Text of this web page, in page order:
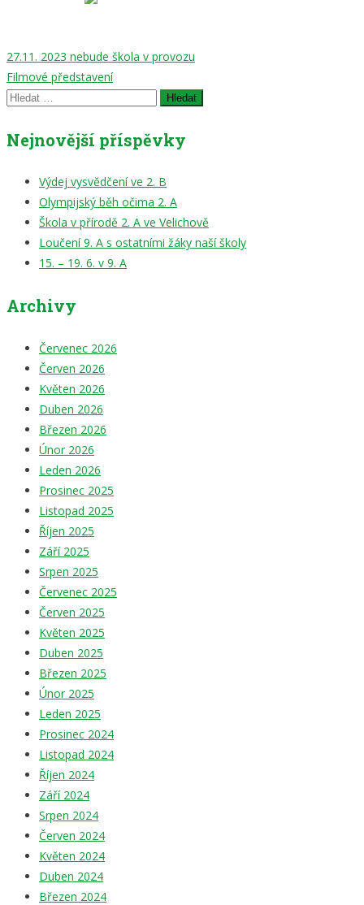
Navigace
pro
příspěvek
27.11. 2023 nebude škola v provozu
Filmové představení
Vyhledávání
Nejnovější příspěvky
Výdej vysvědčení ve 2. B
Olympijský běh očima 2. A
Škola v přírodě 2. A ve Velichově
Loučení 9. A s ostatními žáky naší školy
15. – 19. 6. v 9. A
Archivy
Červenec 2026
Červen 2026
Květen 2026
Duben 2026
Březen 2026
Únor 2026
Leden 2026
Prosinec 2025
Listopad 2025
Říjen 2025
Září 2025
Srpen 2025
Červenec 2025
Červen 2025
Květen 2025
Duben 2025
Březen 2025
Únor 2025
Leden 2025
Prosinec 2024
Listopad 2024
Říjen 2024
Září 2024
Srpen 2024
Červen 2024
Květen 2024
Duben 2024
Březen 2024